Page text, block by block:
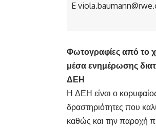
E
Φωτογραφίες από το
μέσα ενημέρωσης
ΔΕΗ
Η ΔΕΗ είναι ο
δραστηριότητες που
καθώς και την παροχή